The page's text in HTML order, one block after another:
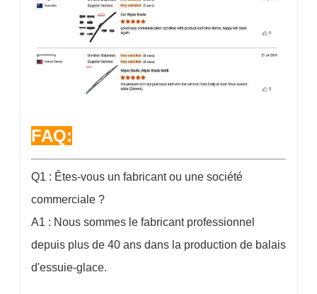
FAQ:
Q1 : Êtes-vous un fabricant ou une société
commerciale ?
A1 : Nous sommes le fabricant professionnel
depuis plus de 40 ans dans la production de balais
d'essuie-glace.